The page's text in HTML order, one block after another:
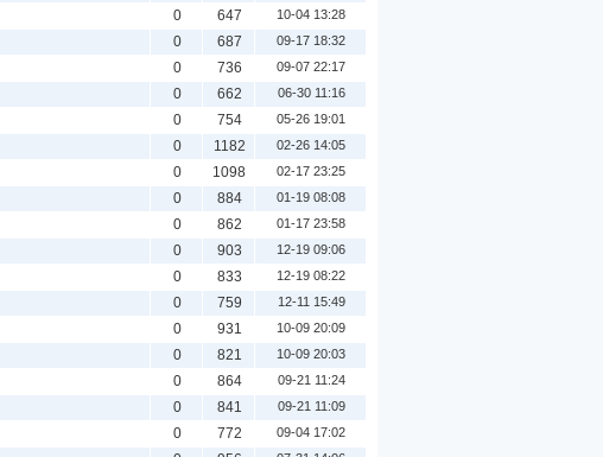
0 647 10-04 13:28
0 687 09-17 18:32
0 736 09-07 22:17
0 662 06-30 11:16
0 754 05-26 19:01
0 1182 02-26 14:05
0 1098 02-17 23:25
0 884 01-19 08:08
0 862 01-17 23:58
0 903 12-19 09:06
0 833 12-19 08:22
0 759 12-11 15:49
0 931 10-09 20:09
0 821 10-09 20:03
0 864 09-21 11:24
0 841 09-21 11:09
0 772 09-04 17:02